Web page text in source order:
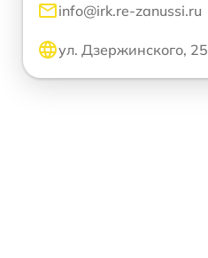
info@irk.re-zanussi.ru
ул. Дзержинского, 25